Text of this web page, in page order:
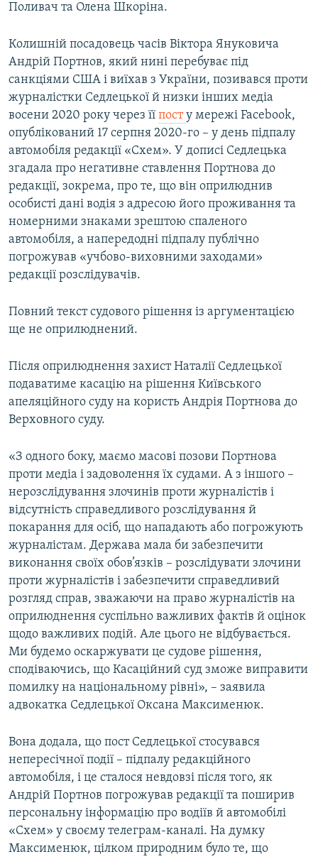
Поливач та Олена Шкоріна.
Колишній посадовець часів Віктора Януковича
Андрій Портнов, який нині перебуває під
санкціями США і виїхав з України, позивався проти
журналістки Седлецької й низки інших медіа
восени 2020 року через її посту мережі Facebook,
опублікований 17 серпня 2020-го – у день підпалу
автомобіля редакції «Схем». У дописі Седлецька
згадала про негативне ставлення Портнова до
редакції, зокрема, про те, що він оприлюднив
особисті дані водія з адресою його проживання та
номерними знаками зрештою спаленого
автомобіля, а напередодні підпалу публічно
погрожував «учбово-виховними заходами»
редакції розслідувачів.
Повний текст судового рішення із аргументацією
ще не оприлюднений.
Після оприлюднення захист Наталії Седлецької
подаватиме касацію на рішення Київського
апеляційного суду на користь Андрія Портнова до
Верховного суду.
«З одного боку, маємо масові позови Портнова
проти медіа і задоволення їх судами. А з іншого –
нерозслідування злочинів проти журналістів і
відсутність справедливого розслідування й
покарання для осіб, що нападають або погрожують
журналістам. Держава мала би забезпечити
виконання своїх обов’язків – розслідувати злочини
проти журналістів і забезпечити справедливий
розгляд справ, зважаючи на право журналістів на
оприлюднення суспільно важливих фактів й оцінок
щодо важливих подій. Але цього не відбувається.
Ми будемо оскаржувати це судове рішення,
сподіваючись, що Касаційний суд зможе виправити
помилку на національному рівні», – заявила
адвокатка Седлецької Оксана Максименюк.
Вона додала, що пост Седлецької стосувався
непересічної події – підпалу редакційного
автомобіля, і це сталося невдовзі після того, як
Андрій Портнов погрожував редакції та поширив
персональну інформацію про водіїв й автомобілі
«Схем» у своєму телеграм-каналі. На думку
Максименюк, цілком природним було те, що